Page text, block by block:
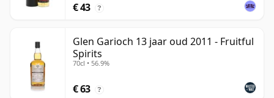
€ 43 ?
Glen Garioch 13 jaar oud 2011 - Fruitful
Spirits
70cl • 56.9%
€ 63 ?